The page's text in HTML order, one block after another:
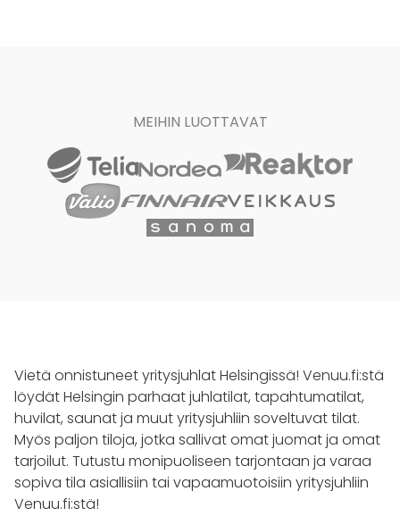
MEIHIN LUOTTAVAT
Vietä onnistuneet yritysjuhlat Helsingissä! Venuu.fi:stä
löydät Helsingin parhaat juhlatilat, tapahtumatilat,
huvilat, saunat ja muut yritysjuhliin soveltuvat tilat.
Myös paljon tiloja, jotka sallivat omat juomat ja omat
tarjoilut. Tutustu monipuoliseen tarjontaan ja varaa
sopiva tila asiallisiin tai vapaamuotoisiin yritysjuhliin
Venuu.fi:stä!